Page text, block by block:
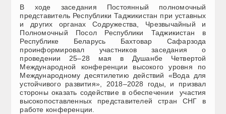
В ходе заседания Постоянный полномочный
представитель Республики Таджикистан при уставных
и других органах Содружества, Чрезвычайный и
Полномочный Посол Республики Таджикистан в
Республике Беларусь Бахтовар Сафарзода
проинформировал участников заседания о
проведении 25–28 мая в Душанбе Четвертой
Международной конференции высокого уровня по
Международному десятилетию действий «Вода для
устойчивого развития», 2018–2028 годы, и призвал
стороны оказать содействие в обеспечении участия
высокопоставленных представителей стран СНГ в
работе конференции.